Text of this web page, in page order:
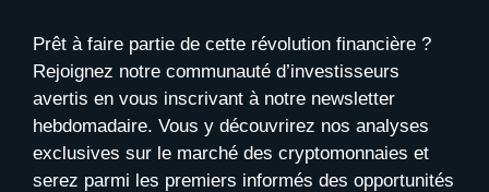
Prêt à faire partie de cette révolution financière ?
Rejoignez notre communauté d’investisseurs
avertis en vous inscrivant à notre newsletter
hebdomadaire. Vous y découvrirez nos analyses
exclusives sur le marché des cryptomonnaies et
serez parmi les premiers informés des opportunités